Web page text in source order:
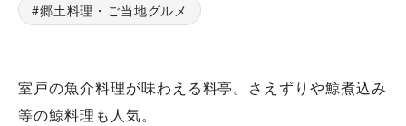
郷土料理・ご当地グルメ
室戸の魚介料理が味わえる料亭。さえずりや鯨煮込み
等の鯨料理も人気。